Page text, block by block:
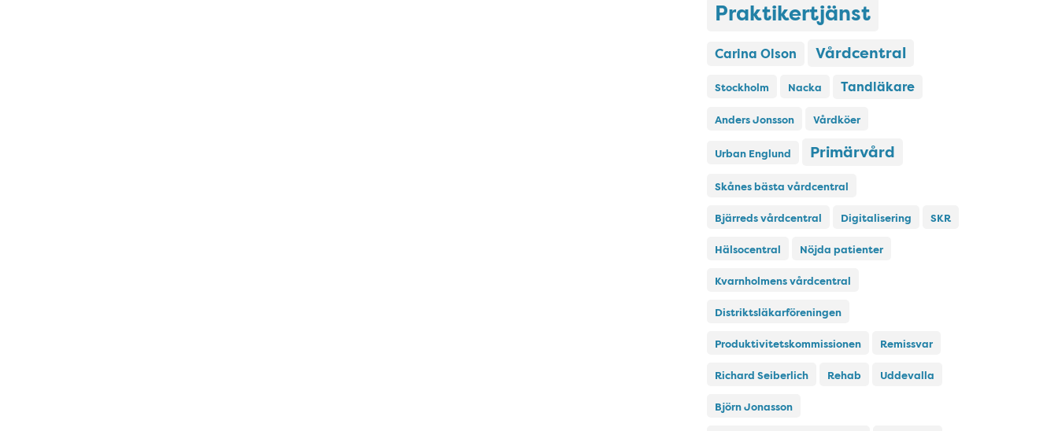
Praktikertjänst
Carina Olson Vårdcentral
Stockholm Nacka Tandläkare
Anders Jonsson Vårdköer
Urban Englund Primärvård
Skånes bästa vårdcentral
Bjärreds vårdcentral Digitalisering SKR
Hälsocentral Nöjda patienter
Kvarnholmens vårdcentral
Distriktsläkarföreningen
Produktivitetskommissionen Remissvar
Richard Seiberlich Rehab Uddevalla
Björn Jonasson